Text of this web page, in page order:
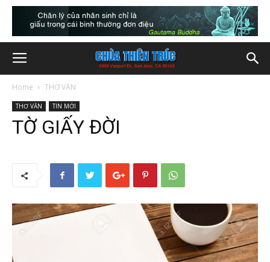
Home THƠ VĂN
THƠ VĂN TIN MỚI
TỜ GIẤY ĐỜI